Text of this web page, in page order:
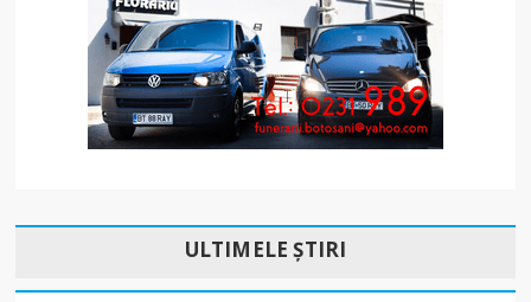
ULTIMELE ȘTIRI